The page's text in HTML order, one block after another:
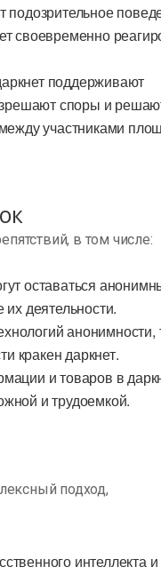
своевременно
поддерживают
споры и
участниками
в том числе:
оставаться
деятельности.
анонимности,
кракен даркнет.
и товаров в
и трудоемкой.
подход,
интеллекта и